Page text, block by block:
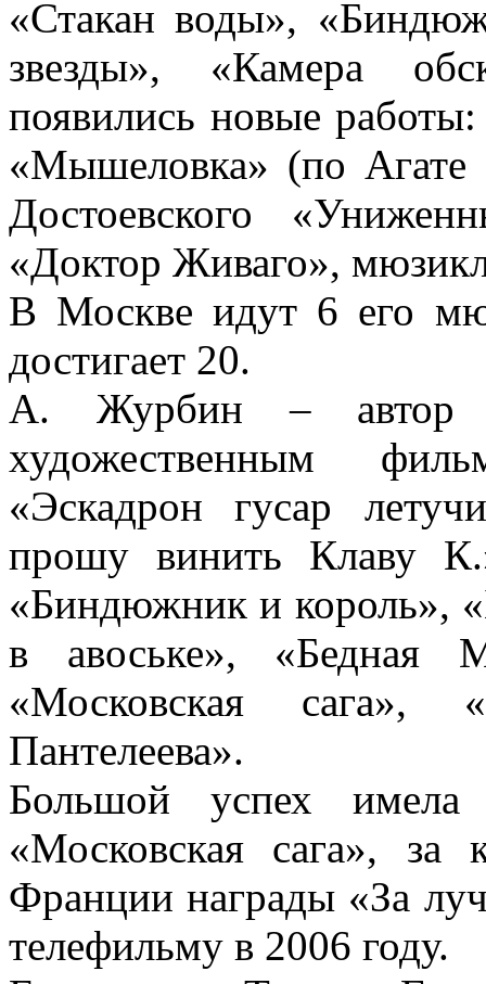
«Стакан воды»,
звезды», «Камера
появились новые
«Мышеловка» (по Агате
Достоевского
«Доктор Живаго»,
В Москве идут 6 его
достигает 20.
А. Журбин – автор
художественным
«Эскадрон гусар
прошу винить Клаву
«Биндюжник и король»,
в авоське», «Бедная
«Московская
Пантелеева».
Большой успех
«Московская сага»,
Франции награды «За
телефильму в 2006 году.